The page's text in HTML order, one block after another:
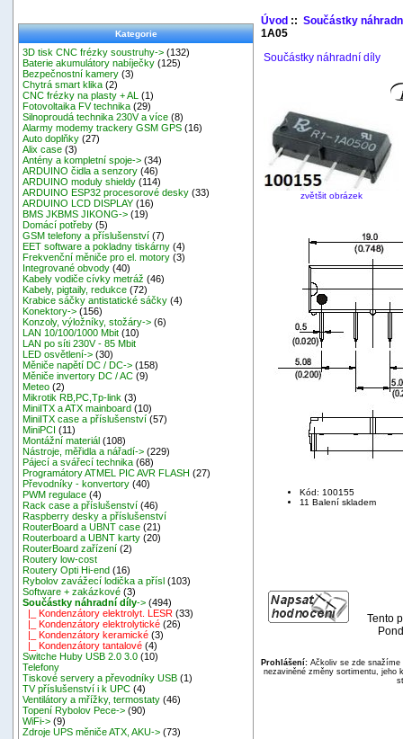
Kategorie
3D tisk CNC frézky soustruhy-> (132)
Baterie akumulátory nabíječky (125)
Bezpečnostní kamery (3)
Chytrá smart klika (2)
CNC frézky na plasty + AL
(1)
Fotovoltaika FV technika (29)
Silnoproudá technika 230V a více (8)
Alarmy modemy trackery GSM GPS (16)
Auto doplňky (27)
Alix case (3)
Antény a kompletní spoje-> (34)
ARDUINO čidla a senzory (46)
ARDUINO moduly shieldy (114)
ARDUINO ESP32 procesorové desky (33)
ARDUINO LCD DISPLAY (16)
BMS JKBMS JIKONG-> (19)
Domácí potřeby (5)
GSM telefony a příslušenství (7)
EET software a pokladny tiskárny (4)
Frekvenční měniče pro el. motory (3)
Integrované obvody (40)
Kabely vodiče cívky metráž (46)
Kabely, pigtaily, redukce (72)
Krabice sáčky antistatické sáčky (4)
Konektory-> (156)
Konzoly, výložníky, stožáry-> (6)
LAN 10/100/1000 Mbit (10)
LAN po síti 230V - 85 Mbit
LED osvětlení-> (30)
Měniče napětí DC / DC-> (158)
Měniče invertory DC / AC (9)
Meteo (2)
Mikrotik RB,PC,Tp-link (3)
MiniITX a ATX mainboard (10)
MiniITX case a příslušenství (57)
MiniPCI (11)
Montážní materiál (108)
Nástroje, měřidla a nářadí-> (229)
Pájecí a svářecí technika (68)
Programátory ATMEL PIC AVR FLASH (27)
Převodníky - konvertory (40)
PWM regulace (4)
Rack case a příslušenství (46)
Raspberry desky a příslušenství
RouterBoard a UBNT case (21)
Routerboard a UBNT karty (20)
RouterBoard zařízení (2)
Routery low-cost
Routery Opti Hi-end (16)
Rybolov zavážecí lodička a přísl (103)
Software + zakázkové (3)
Součástky náhradní díly-> (494)
|_ Kondenzátory elektrolyt. LESR (33)
|_ Kondenzátory elektrolytické (26)
|_ Kondenzátory keramické (3)
|_ Kondenzátory tantalové (4)
Switche Huby USB 2.0 3.0 (10)
Telefony
Tiskové servery a převodníky USB (1)
TV příslušenství i k UPC (4)
Ventilátory a mřížky, termostaty (46)
Topení Rybolov Pece-> (90)
WiFi-> (9)
Zdroje UPS měniče ATX, AKU-> (73)
Úvod:: Součástky
1A05
Součástky náhradní díly
zvětšit obrázek
Kód: 100155
11 Balení skladem
Tento
Prohlášení:Ačkoliv se zde snažíme
nezaviněné změny sortimentu, jeho